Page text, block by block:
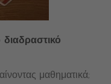
μαθηματικά;